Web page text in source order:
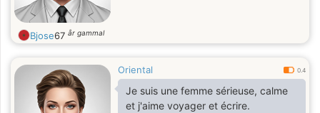
Bjose67 år gammal
Oriental 0.4
Je suis une femme sérieuse, calme
et j'aime voyager et écrire.